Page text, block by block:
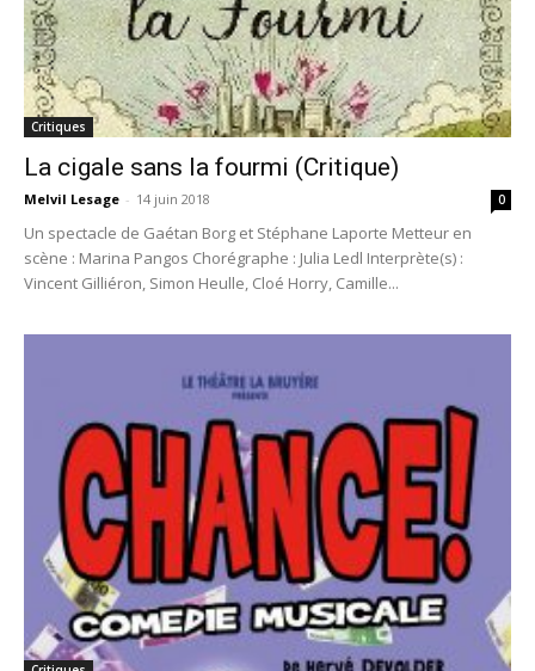
Critiques
La cigale sans la fourmi (Critique)
Melvil Lesage - 14 juin 2018 0
Un spectacle de Gaétan Borg et Stéphane Laporte Metteur en
scène : Marina Pangos Chorégraphe : Julia Ledl Interprète(s) :
Vincent Gilliéron, Simon Heulle, Cloé Horry, Camille...